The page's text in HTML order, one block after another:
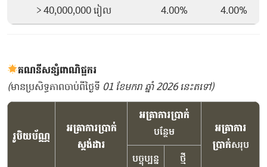
> 40,000,000 រៀល 4.00% 4.00%
គណនីសន្សំពាណិជ្ជករ
(មានប្រសិទ្ធភាពចាប់ពីថ្ងៃទី 01 ខែមករា ឆ្នាំ 2026 នេះតទៅ)
រូបិយប័ណ្ណ
អត្រាការប្រាក់
ស្តង់ដារ
អត្រាការប្រាក់
បន្ថែម
អត្រាការ
ប្រាក់សរុប
បច្ចុប្បន្ន
ថ្មី